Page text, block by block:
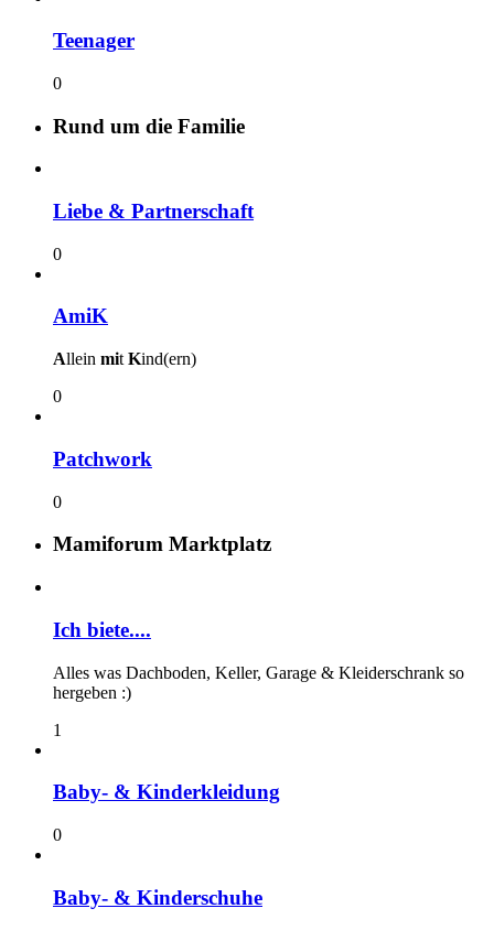
Teenager
0
Rund um die Familie
Liebe & Partnerschaft
0
AmiK
Allein mit Kind(ern)
0
Patchwork
0
Mamiforum Marktplatz
Ich biete....
Alles was Dachboden, Keller, Garage & Kleiderschrank so
hergeben :)
1
Baby- & Kinderkleidung
0
Baby- & Kinderschuhe